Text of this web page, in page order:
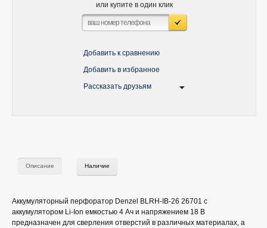
или купите в один клик
Добавить к сравнению
Добавить в избранное
Рассказать друзьям
Описание Наличие
Аккумуляторный перфоратор Denzel BLRH-IB-26 26701 с
аккумулятором Li-Ion емкостью 4 Ач и напряжением 18 В
предназначен для сверления отверстий в различных материалах, а